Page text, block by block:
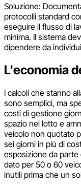
Soluzione:
protocolli standard
eseguire il flusso di
minima. Il sistema
dipendere da
L'economia
I calcoli che stanno
sono semplici, ma
costi di gestione
spazio nel lotto e
veicolo non quotato
sei giorni in più di
esposizione da
dato per 50 o 60
inutili prima che un